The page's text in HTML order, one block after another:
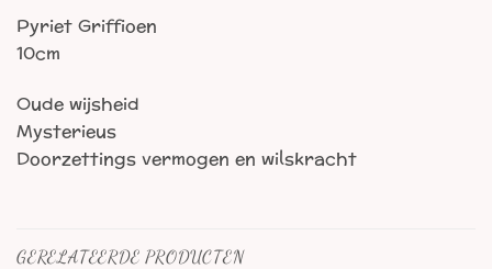
Pyriet Griffioen
10cm
Oude wijsheid
Mysterieus
Doorzettings vermogen en wilskracht
GERELATEERDE PRODUCTEN